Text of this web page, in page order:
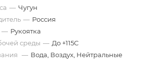
— Чугун
— Россия
— Рукоятка
среды — До +115С
— Вода, Воздух, Нейтральные